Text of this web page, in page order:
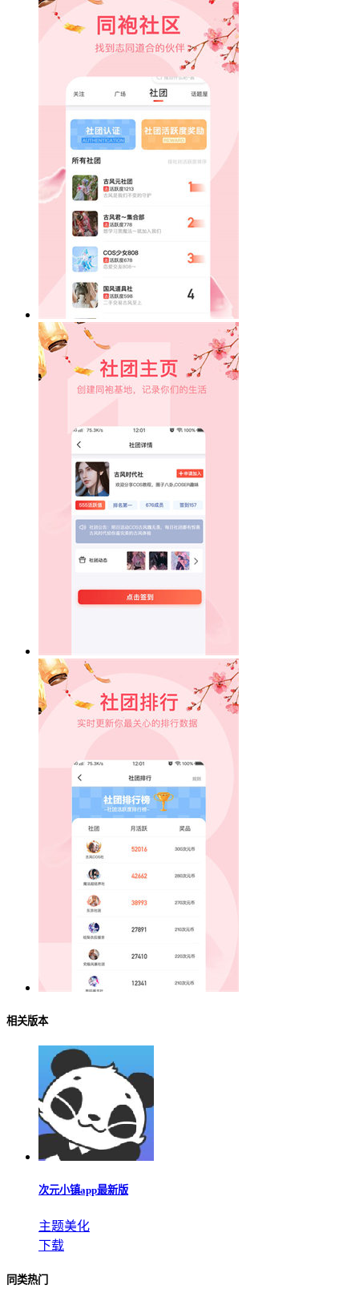
相关版本
次元小镇app最新版
主题美化
下载
同类热门